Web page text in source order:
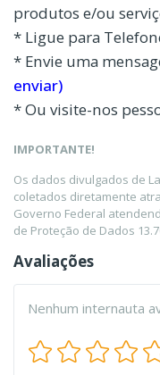
produtos e/ou
* Ligue para
* Envie uma
enviar)
* Ou visite-nos
IMPORTANTE!
Os dados divulgados de
coletados diretamente
Governo Federal
de Proteção de Dados
Avaliações
Nenhum internauta